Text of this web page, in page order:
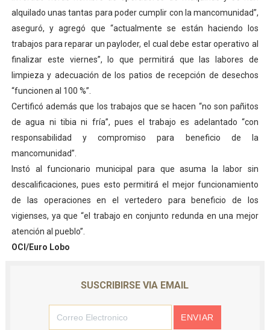
alquilado unas tantas para poder cumplir con la mancomunidad”,
aseguró, y agregó que “actualmente se están haciendo los
trabajos para reparar un payloder, el cual debe estar operativo al
finalizar este viernes”, lo que permitirá que las labores de
limpieza y adecuación de los patios de recepción de desechos
“funcionen al 100 %”.
Certificó además que los trabajos que se hacen “no son pañitos
de agua ni tibia ni fría”, pues el trabajo es adelantado “con
responsabilidad y compromiso para beneficio de la
mancomunidad”.
Instó al funcionario municipal para que asuma la labor sin
descalificaciones, pues esto permitirá el mejor funcionamiento
de las operaciones en el vertedero para beneficio de los
vigienses, ya que “el trabajo en conjunto redunda en una mejor
atención al pueblo”.
OCI/Euro Lobo
SUSCRIBIRSE VIA EMAIL